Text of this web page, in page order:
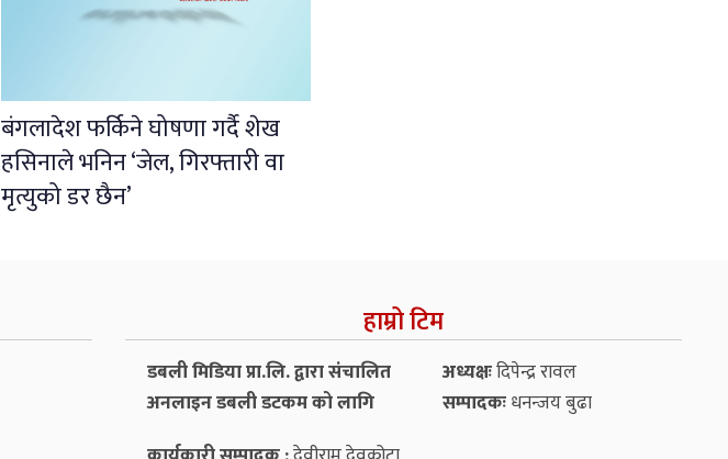
बंगलादेश फर्किने घोषणा गर्दै शेख
हसिनाले भनिन ‘जेल, गिरफ्तारी वा
मृत्युको डर छैन’
हाम्रो टिम
डबली मिडिया प्रा.लि. द्वारा संचालित
अनलाइन डबली डटकम को लागि
अध्यक्षःदिपेन्द्र रावल
सम्पादकःधनन्‍जय बुढा